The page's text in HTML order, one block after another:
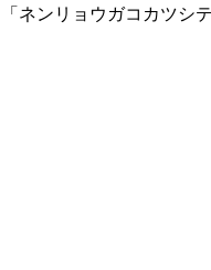
「ネンリョウガコカツシ